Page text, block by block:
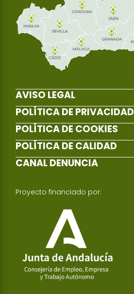
AVISO LEGAL
POLÍTICA DE PRIVACIDAD
POLÍTICA DE COOKIES
POLÍTICA DE CALIDAD
CANAL DENUNCIA
Proyecto financiado por: